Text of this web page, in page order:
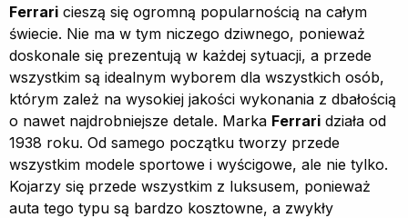
Ferrari cieszą się ogromną popularnością na całym
świecie. Nie ma w tym niczego dziwnego, ponieważ
doskonale się prezentują w każdej sytuacji, a przede
wszystkim są idealnym wyborem dla wszystkich osób,
którym zależ na wysokiej jakości wykonania z dbałością
o nawet najdrobniejsze detale. Marka Ferrari działa od
1938 roku. Od samego początku tworzy przede
wszystkim modele sportowe i wyścigowe, ale nie tylko.
Kojarzy się przede wszystkim z luksusem, ponieważ
auta tego typu są bardzo kosztowne, a zwykły